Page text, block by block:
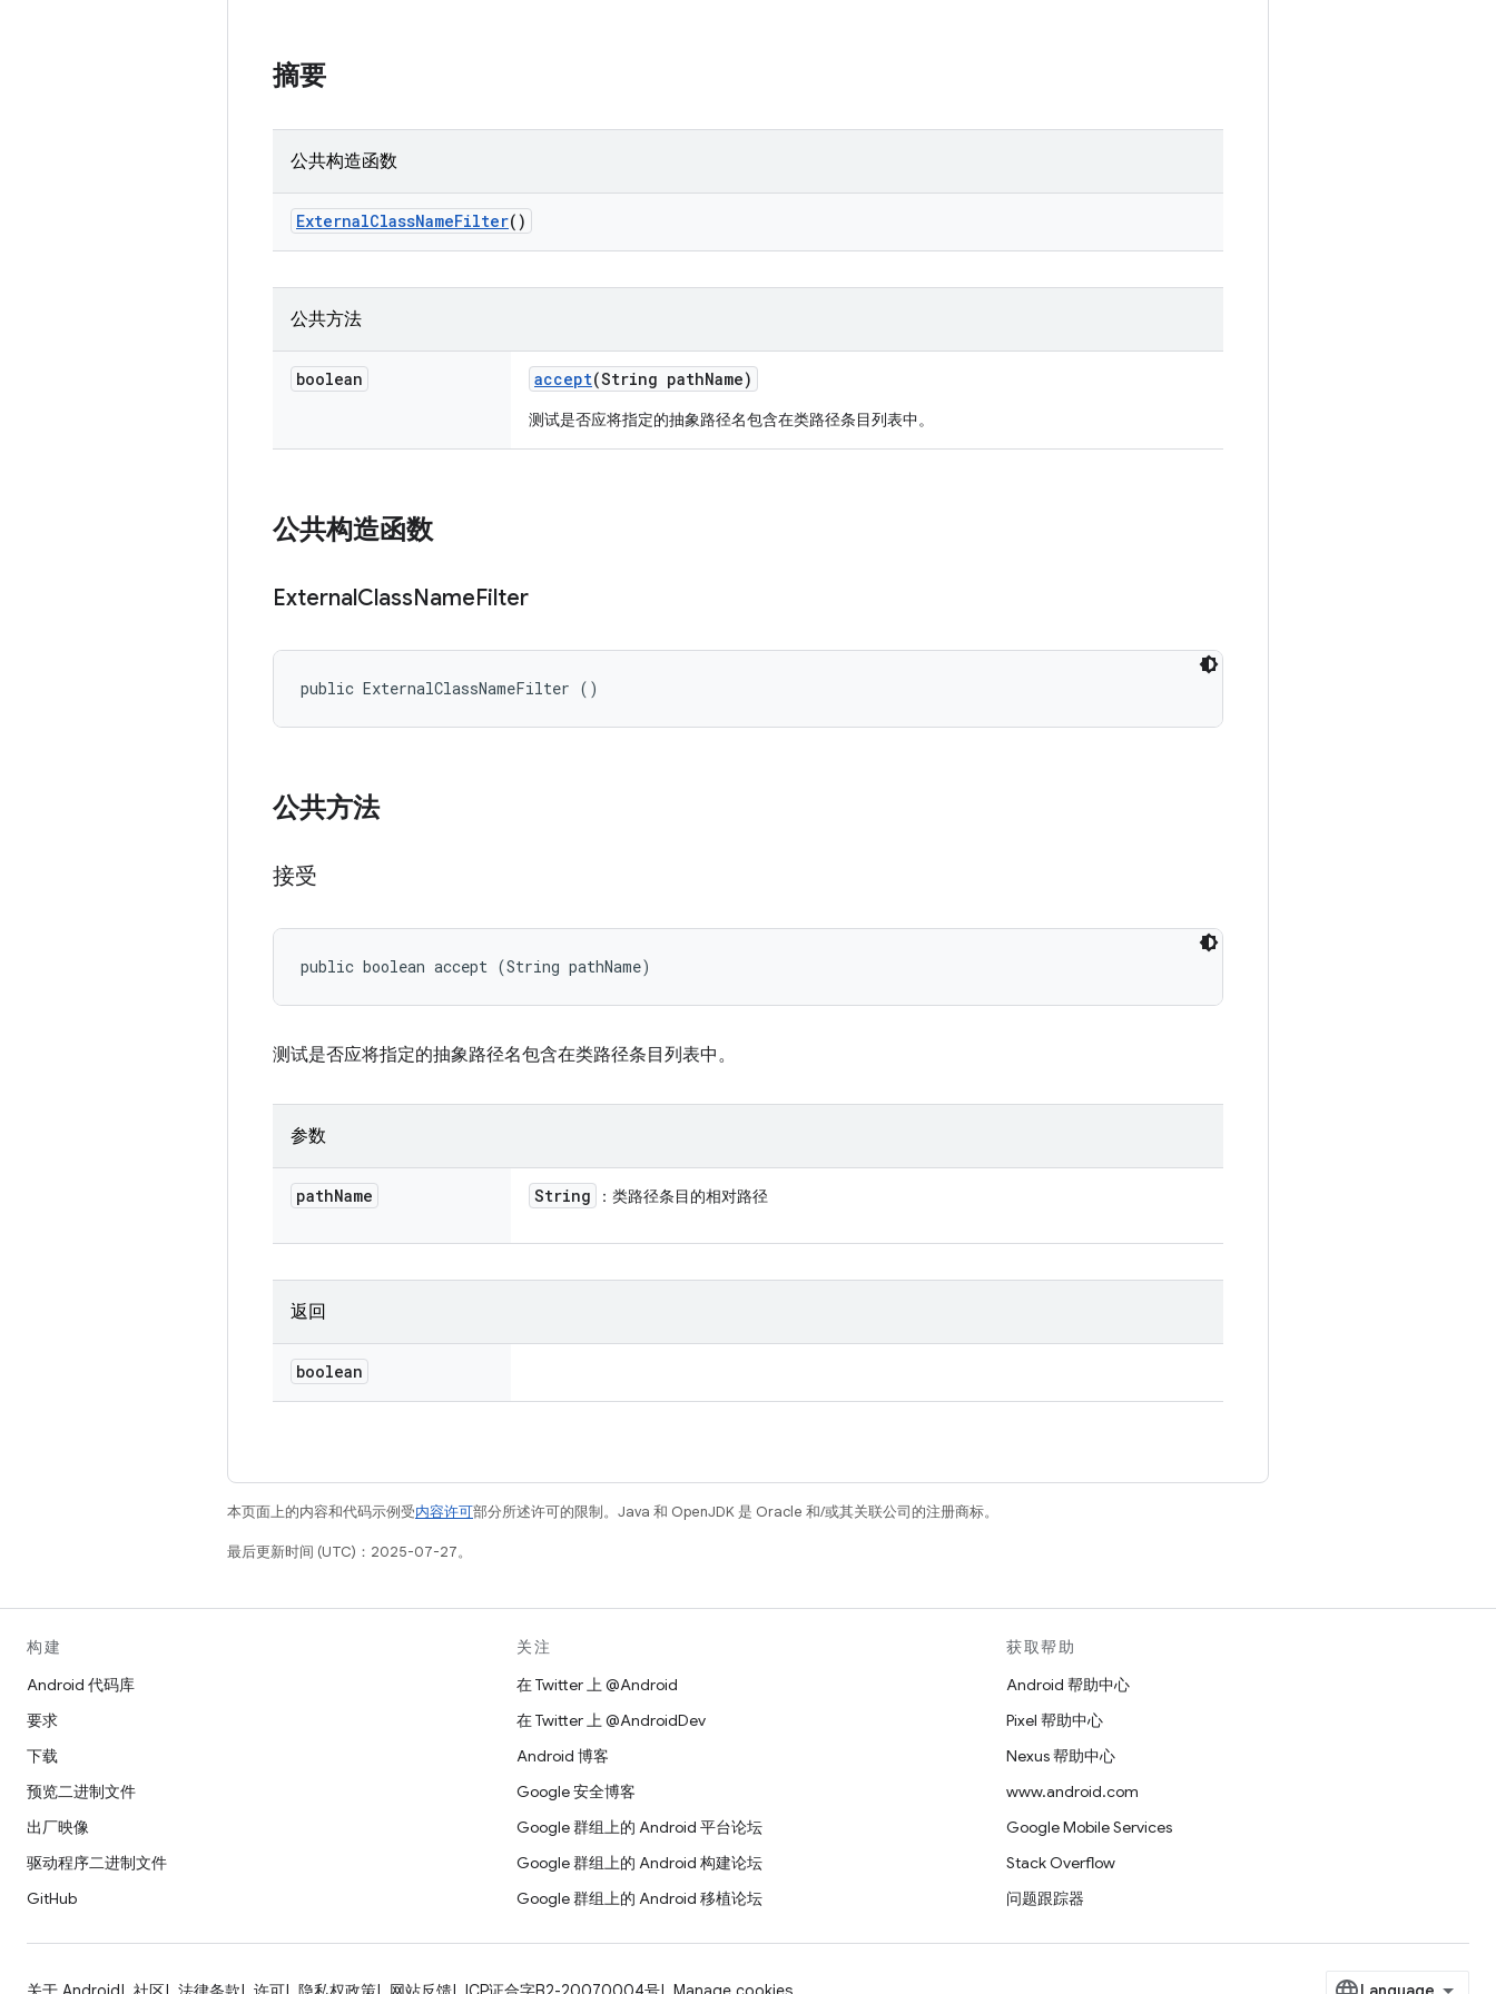
摘要
公共构造函数
ExternalClassNameFilter()
公共方法
boolean accept(String pathName)
测试是否应将指定的抽象路径名包含在类路径条目列表中。
公共构造函数
ExternalClassNameFilter
public ExternalClassNameFilter ()
公共方法
接受
public boolean accept (String pathName)
测试是否应将指定的抽象路径名包含在类路径条目列表中。
参数
pathName String ：类路径条目的相对路径
返回
boolean
本页面上的内容和代码示例受内容许可部分所述许可的限制。Java 和 OpenJDK 是 Oracle 和/或其关联公司的注册商标。
最后更新时间 (UTC)：2025-07-27。
构建
Android 代码库
要求
下载
预览二进制文件
出厂映像
驱动程序二进制文件
GitHub
关注
在 Twitter 上 @Android
在 Twitter 上 @AndroidDev
Android 博客
Google 安全博客
Google 群组上的 Android 平台论坛
Google 群组上的 Android 构建论坛
Google 群组上的 Android 移植论坛
获取帮助
Android 帮助中心
Pixel 帮助中心
Nexus 帮助中心
www.android.com
Google Mobile Services
Stack Overflow
问题跟踪器